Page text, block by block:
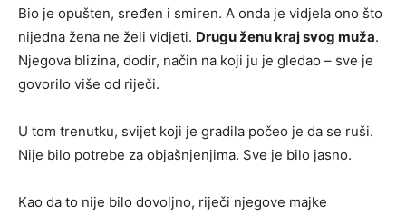
Bio je opušten, sređen i smiren. A onda je vidjela ono što
nijedna žena ne želi vidjeti. Drugu ženu kraj svog muža.
Njegova blizina, dodir, način na koji ju je gledao – sve je
govorilo više od riječi.
U tom trenutku, svijet koji je gradila počeo je da se ruši.
Nije bilo potrebe za objašnjenjima. Sve je bilo jasno.
Kao da to nije bilo dovoljno, riječi njegove majke